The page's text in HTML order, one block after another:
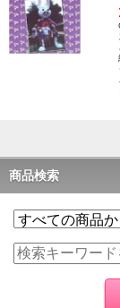
商品検索